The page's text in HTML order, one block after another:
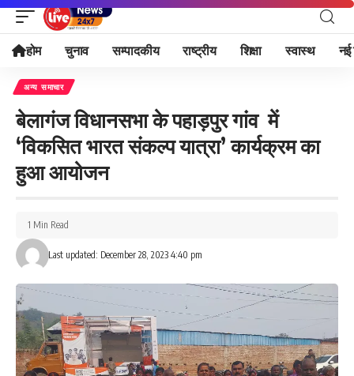
होम चुनाव सम्पादकीय राष्ट्रीय शिक्षा स्वास्थ नई
अन्य समाचार
बेलागंज विधानसभा के पहाड़पुर गांव में
‘विकसित भारत संकल्प यात्रा’ कार्यक्रम का
हुआ आयोजन
Last updated: December 28, 2023 4:40 pm
1 Min Read